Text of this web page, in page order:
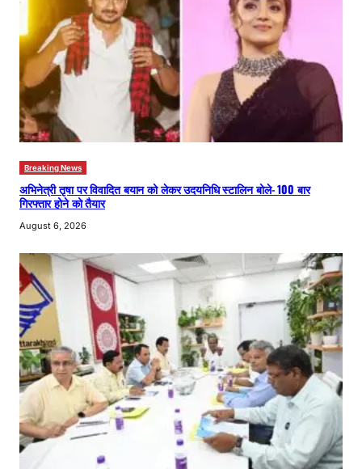
Breaking News
अभिनेत्री तृषा पर विवादित बयान को लेकर उदयनिधि स्टालिन बोले- 100 बार
गिरफ्तार होने को तैयार
August 6, 2026